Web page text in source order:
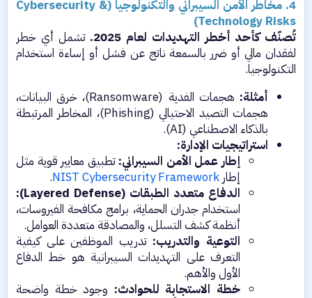
4. مخاطر الأمن السيبراني والتكنولوجيا (Cybersecurity &
Technology Risks)
تُصنّف كأحد أخطر التهديدات لعام 2025.
تشمل أي خطر
لفقدان مالي أو ضرر بالسمعة ناتج عن فشل أو إساءة استخدام
التكنولوجيا.​
أمثلة:
هجمات الفدية (Ransomware)، خرق البيانات،
هجمات التصيد الاحتيالي (Phishing)، المخاطر المرتبطة
بالذكاء الاصطناعي (AI).​
استراتيجيات الإدارة:
إطار عمل الأمن السيبراني: تطبيق معايير قوية مثل
إطار NIST Cybersecurity Framework
.​
الدفاع متعدد الطبقات (Layered Defense):
استخدام جدران الحماية، برامج مكافحة الفيروسات،
أنظمة كشف التسلل، والمصادقة متعددة العوامل.​
التوعية والتدريب: تدريب الموظفين على كيفية
التعرف على التهديدات السيبرانية هو خط الدفاع
الأول والأهم.​
خطة الاستجابة للحوادث: وجود خطة واضحة